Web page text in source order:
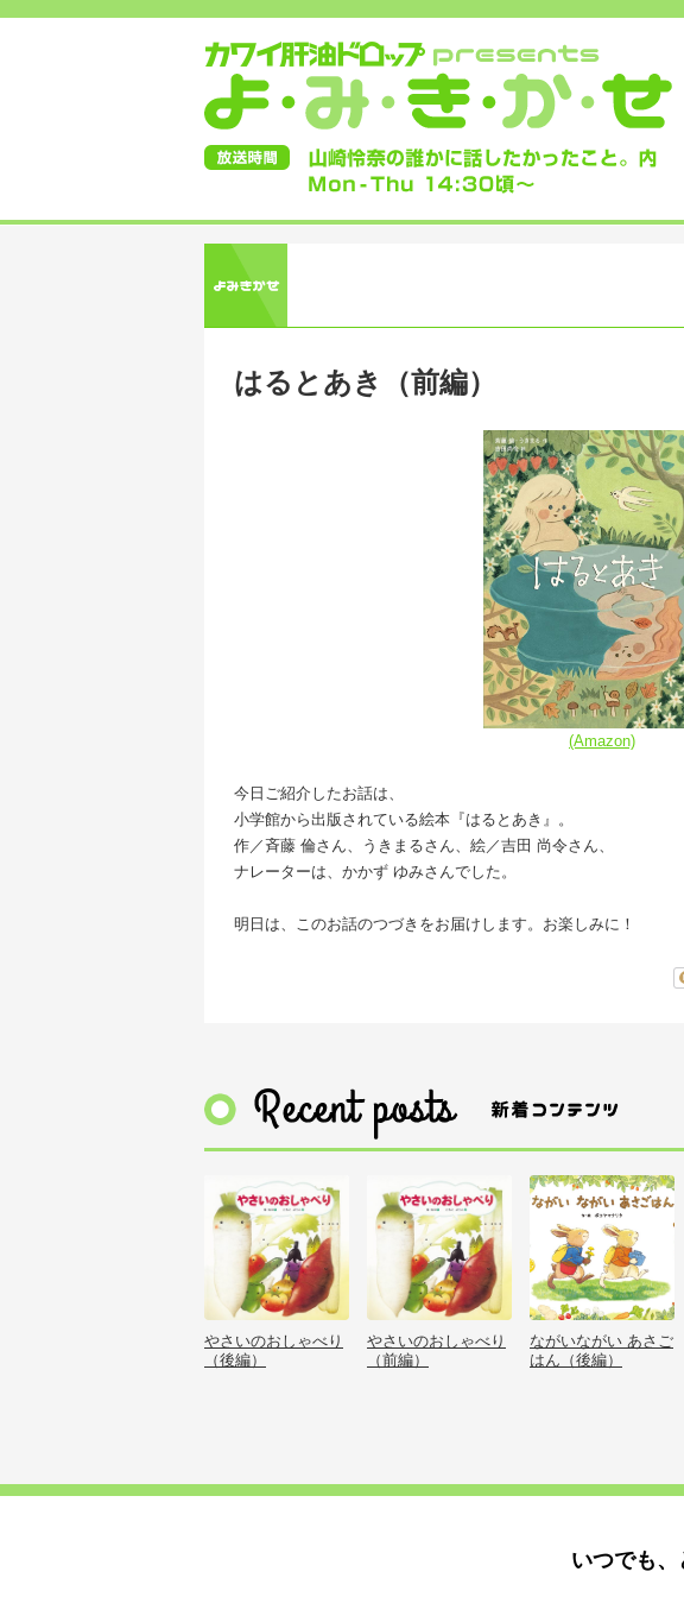
はるとあき（前編）
(Amazon)
今日ご紹介したお話は、
小学館から出版されている絵本『はるとあき』。
作／斉藤 倫さん、うきまるさん、絵／吉田 尚令さん、
ナレーターは、かかず ゆみさんでした。
明日は、このお話のつづきをお届けします。お楽しみに！
やさいのおしゃべり
（後編）
やさいのおしゃべり
（前編）
ながいながい あさご
はん（後編）
いつでも、